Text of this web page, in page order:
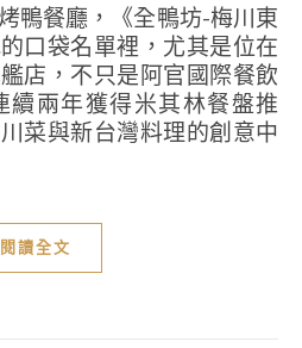
口袋名單裡，尤其是位在
店，不只是阿官國際餐飲
續兩年獲得米其林餐盤推
菜與新台灣料理的創意中
閱讀全文